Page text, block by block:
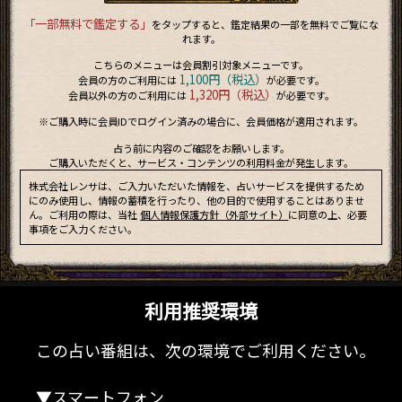
「一部無料で鑑定する」 をタップすると、鑑定結果の一部を無料でご覧にな
れます。
こちらのメニューは会員割引対象メニューです。
会員の方のご利用には 1,100円（税込） が必要です。
会員以外の方のご利用には 1,320円（税込） が必要です。
※ご購入時に会員IDでログイン済みの場合に、会員価格が適用されます。
占う前に内容のご確認をお願いします。
ご購入いただくと、サービス・コンテンツの利用料金が発生します。
株式会社レンサは、ご入力いただいた情報を、占いサービスを提供するため
にのみ使用し、情報の蓄積を行ったり、他の目的で使用することはありませ
ん。ご利用の際は、当社個人情報保護方針（外部サイト） に同意の上、必要
事項をご入力ください。
利用推奨環境
この占い番組は、次の環境でご利用ください。
▼スマートフォン